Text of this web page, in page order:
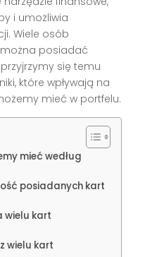
i umożliwia
Wiele osób
posiadać
się temu
które wpływają na
mieć w portfelu.
mieć według
posiadanych kart
wielu kart
wielu kart